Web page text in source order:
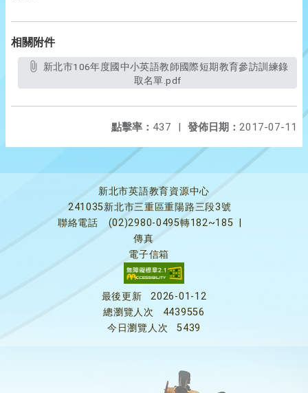
相關附件
取名單.pdf
發佈日期： 2017-07-11
點擊率： 437 |
新北市英語教育資源中心
241035新北市三重區重陽路三段3號
聯絡電話
(02)2980-0495轉182~185
傳真
電子信箱
最後更新
2026-01-12
總瀏覽人次
4439556
今日瀏覽人次
5439